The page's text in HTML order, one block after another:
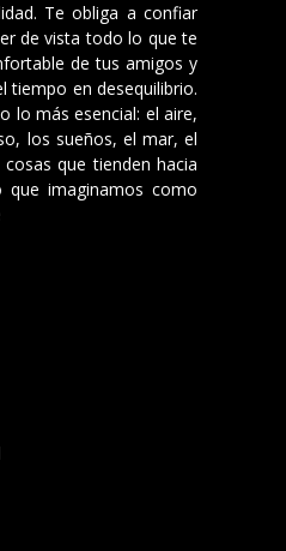
Te obliga a confiar
de vista todo lo que te
de tus amigos y
tiempo en desequilibrio.
lo más esencial: el aire,
los sueños, el mar, el
que tienden hacia
imaginamos como